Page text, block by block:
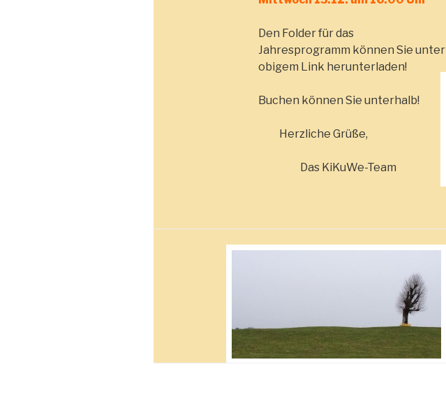
Den Folder für das
Jahresprogramm können Sie unter
obigem Link herunterladen!
Buchen können Sie unterhalb!
Herzliche Grüße,
Das KiKuWe-Team